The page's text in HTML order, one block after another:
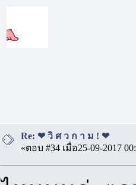
Re: ❤ วิ ศ ว ก า ม ! ❤
«ตอบ #34 เมื่อ25-09-2017